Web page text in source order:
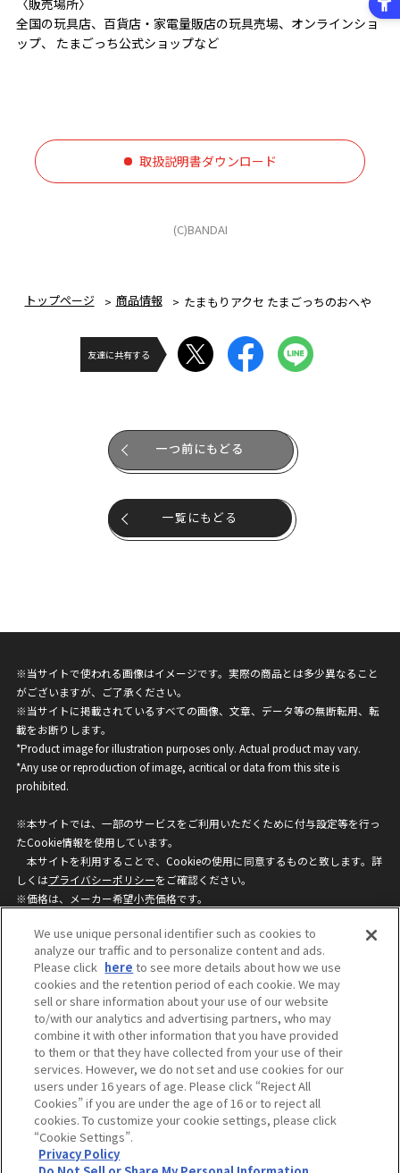
全国の玩具店、百貨店・家電量販店の玩具売場、オンラインショ
ップ、 たまごっち公式ショップなど
取扱説明書ダウンロード
(C)BANDAI
トップページ 商品情報 たまもりアクセ たまごっちのおへや
友達に共有する
一つ前にもどる
一覧にもどる
※当サイトで使われる画像はイメージです。実際の商品とは多少異なること
がございますが、ご了承ください。
※当サイトに掲載されているすべての画像、文章、データ等の無断転用、転
載をお断りします。
*Product image for illustration purposes only. Actual product may vary.
*Any use or reproduction of image, acritical or data from this site is
prohibited.
※本サイトでは、一部のサービスをご利用いただくために付与設定等を行っ
たCookie情報を使用しています。
本サイトを利用することで、Cookieの使用に同意するものと致します。詳
しくはプライバシーポリシーをご確認ください。
※価格は、メーカー希望小売価格です。
ざいますのでご了承ください。
privacypolicy
Do Not Sell or Share My
Personal Information
ウェブサイトご利用条件
ソーシャルメディアポリシー
個人情報保護方針
お問い合わせ
©BANDAI
We use unique personal identifier such as cookies to
analyze our traffic and to personalize content and ads.
Please click here to see more details about how we use
cookies and the retention period of each cookie. We may
sell or share information about your use of our website
to/with our analytics and advertising partners, who may
combine it with other information that you have provided
to them or that they have collected from your use of their
services. However, we do not set and use cookies for our
users under 16 years of age. Please click “Reject All
Cookies” if you are under the age of 16 or to reject all
cookies. To customize your cookie settings, please click
“Cookie Settings”.
Privacy Policy